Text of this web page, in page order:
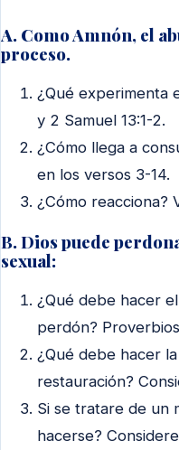
A. Como Amnón, el
proceso.
¿Qué experimenta
y 2 Samuel 13:1-2.
¿Cómo llega a
en los versos 3-14.
¿Cómo reacciona?
B. Dios puede
sexual:
¿Qué debe hacer
perdón?
¿Qué debe hacer
restauración?
Si se tratare de un
hacerse?